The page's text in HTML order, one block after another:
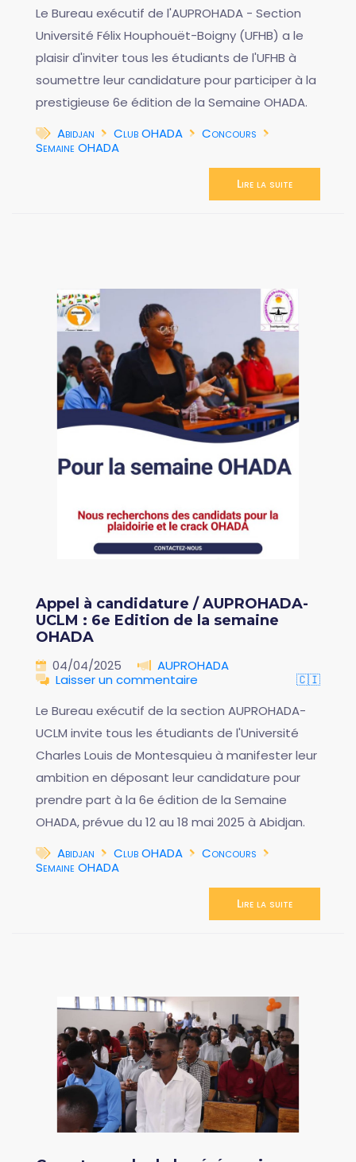
Le Bureau exécutif de l'AUPROHADA - Section
Université Félix Houphouët-Boigny (UFHB) a le
plaisir d'inviter tous les étudiants de l'UFHB à
soumettre leur candidature pour participer à la
prestigieuse 6e édition de la Semaine OHADA.
Abidjan
Club OHADA
Concours
Semaine OHADA
Lire la suite
Appel à candidature / AUPROHADA-
UCLM : 6e Edition de la semaine
OHADA
04/04/2025
AUPROHADA
Laisser un commentaire
🇨🇮
Le Bureau exécutif de la section AUPROHADA-
UCLM invite tous les étudiants de l'Université
Charles Louis de Montesquieu à manifester leur
ambition en déposant leur candidature pour
prendre part à la 6e édition de la Semaine
OHADA, prévue du 12 au 18 mai 2025 à Abidjan.
Abidjan
Club OHADA
Concours
Semaine OHADA
Lire la suite